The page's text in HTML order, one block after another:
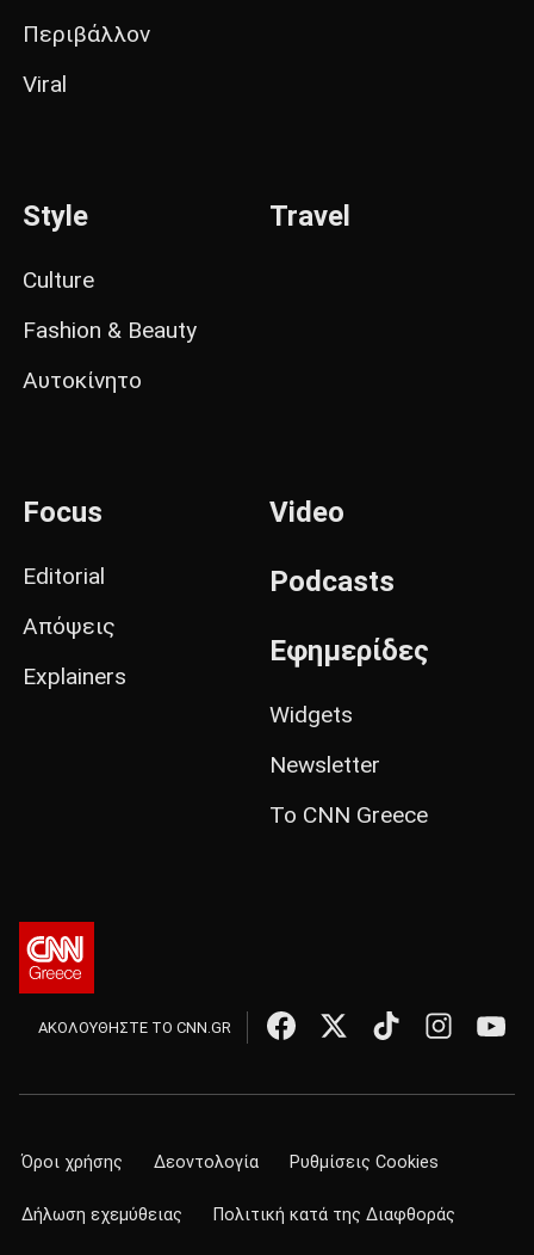
Περιβάλλον
Viral
Style
Culture
Fashion & Beauty
Αυτοκίνητο
Travel
Focus
Editorial
Απόψεις
Explainers
Video
Podcasts
Εφημερίδες
Widgets
Newsletter
Το CNN Greece
ΑΚΟΛΟΥΘΗΣΤΕ ΤΟ CNN.GR
Όροι χρήσης Δεοντολογία Ρυθμίσεις Cookies
Δήλωση εχεμύθειας Πολιτική κατά της Διαφθοράς